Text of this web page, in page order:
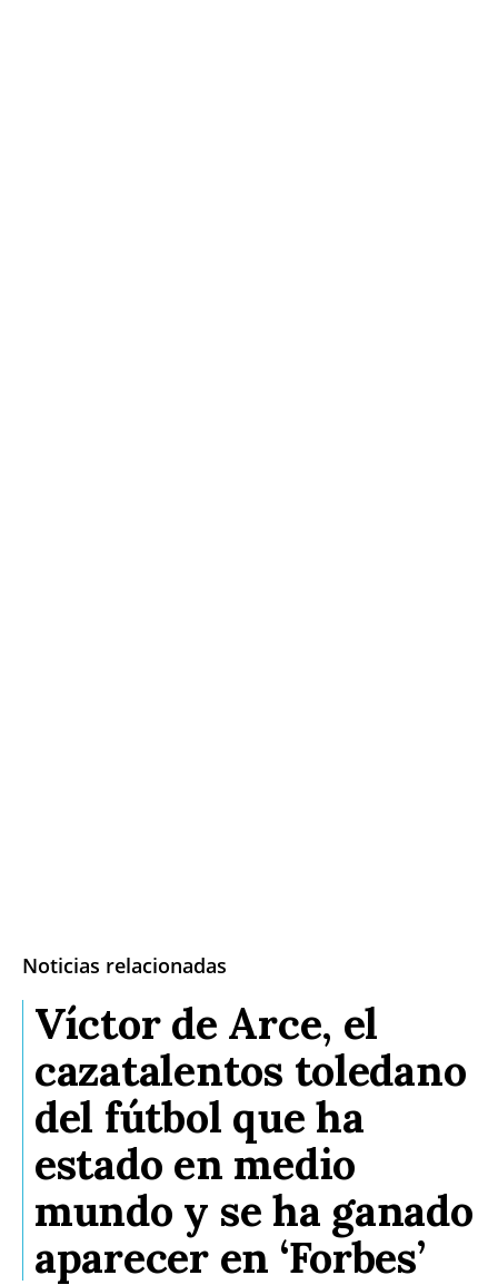
Noticias relacionadas
Víctor de Arce, el
cazatalentos toledano
del fútbol que ha
estado en medio
mundo y se ha ganado
aparecer en ‘Forbes’